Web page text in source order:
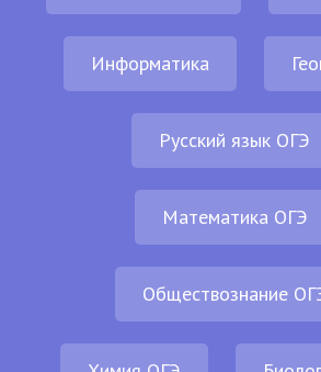
Информатика
Русский язык ОГЭ
Математика ОГЭ
Обществознание